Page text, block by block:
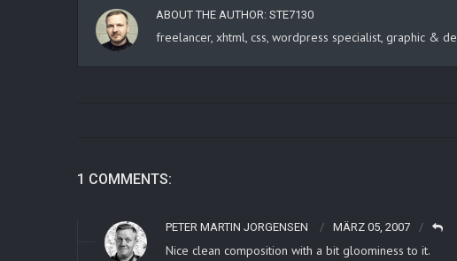
ABOUT THE AUTHOR: STE7130
freelancer, xhtml, css, wordpress specialist, graphic &
1 COMMENTS:
PETER MARTIN JORGENSEN MÄRZ 05, 2007
Nice clean composition with a bit gloominess to it.